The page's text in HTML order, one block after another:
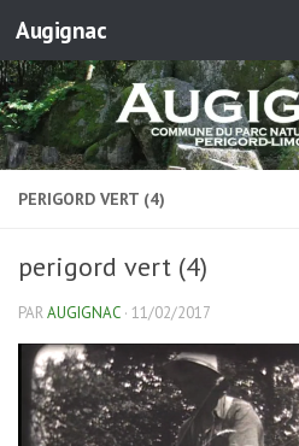
Skip to content
Augignac
PERIGORD VERT (4)
perigord vert (4)
PARAUGIGNAC · 11/02/2017